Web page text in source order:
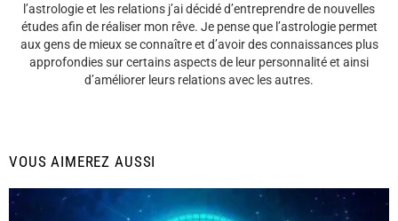
l’astrologie et les relations j’ai décidé d’entreprendre de nouvelles
études afin de réaliser mon rêve. Je pense que l’astrologie permet
aux gens de mieux se connaître et d’avoir des connaissances plus
approfondies sur certains aspects de leur personnalité et ainsi
d’améliorer leurs relations avec les autres.
VOUS AIMEREZ AUSSI